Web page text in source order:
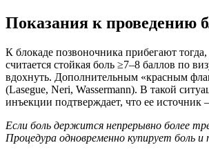
Показания к проведению
К блокаде позвоночника прибегают
считается стойкая боль ≥7–8 баллов по
вдохнуть. Дополнительным «красным
(Lasegue, Neri, Wassermann). В такой
инъекции подтверждает, что ее
Если боль держится непрерывно более
Процедура одновременно купирует боль